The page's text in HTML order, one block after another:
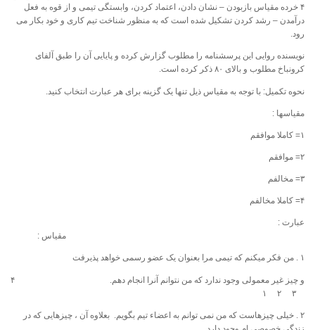
۴ خرده مقیاس بازبودن – نشان دادن، اعتماد کردن، وابستگی تیمی و از قوه به فعل
درآمدن – رشد کردن تشکیل شده است که به منظور شناخت تیم کاری و خود بکار می
رود.
نویسنده روایی این پرسشنامه را مطلوب گزارش کرده و پایایی آن را طبق آلفای
کرونباخ مطلوب و بالای ۸۰ ذکر کرده است.
نحوه تکمیل: با توجه به مقیاس ذیل تنها یک گزینه برای هر عبارت انتخاب کنید.
مقیاسها :
۱= کاملا موافقم
۲= موافقم
۳= مخالفم
۴= کاملا مخالفم
عبارت :
مقیاس :
۱ . من فکر میکنم که تیمی مرا بعنوان یک عضو رسمی خواهد پذیرفت
و چیز غیر معمولی وجود ندارد که من نتوانم آنرا انجام دهم. ۴
۲ . خیلی چیزهاست که من نمی توانم به اعضاء تیم بگویم. بعلاوه آن ، چیزهایی که در